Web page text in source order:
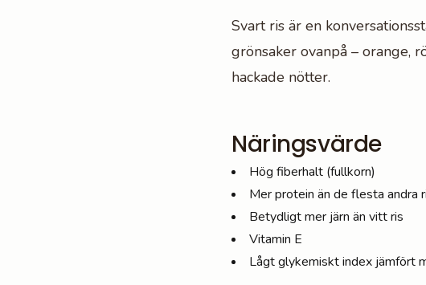
Svart ris är en
grönsaker ovanpå – orange,
hackade nötter.
Näringsvärde
Hög fiberhalt (fullkorn)
Mer protein än de flesta andra
Betydligt mer järn än vitt ris
Vitamin E
Lågt glykemiskt index jämfört